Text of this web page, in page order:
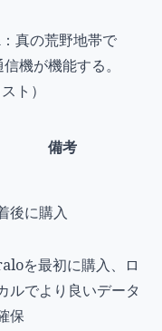
：真の荒野地帯で
機が機能する。
ト）
備考
後に購入
を最初に購入、ロ
ルでより良いデータ
保